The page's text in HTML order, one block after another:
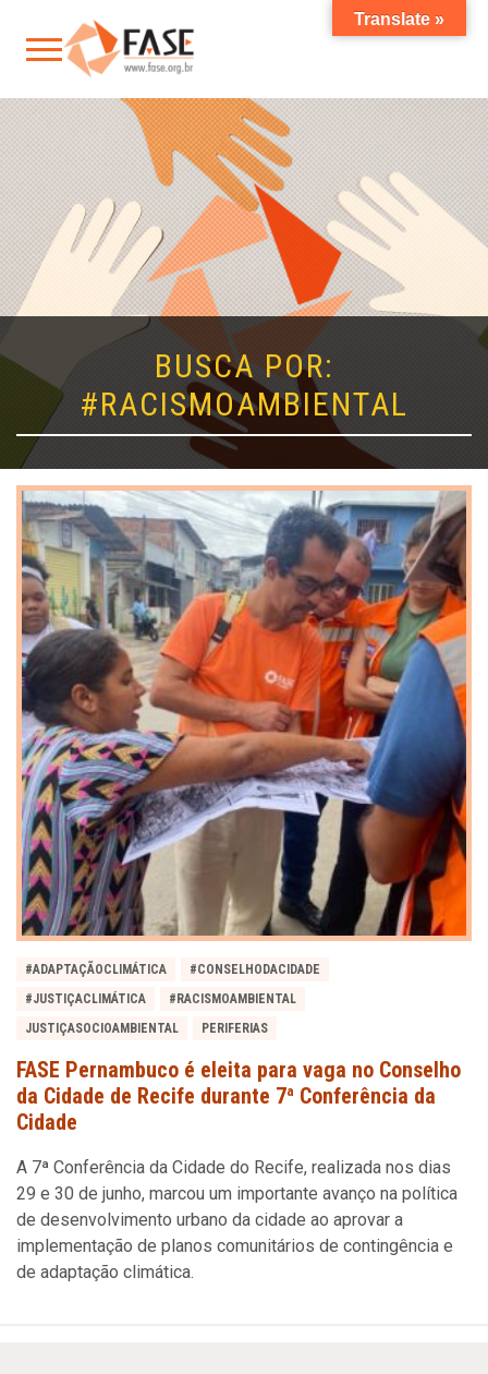
BUSCA POR:
#RACISMOAMBIENTAL
#ADAPTAÇÃOCLIMÁTICA
#CONSELHODACIDADE
#JUSTIÇACLIMÁTICA
#RACISMOAMBIENTAL
JUSTIÇASOCIOAMBIENTAL
PERIFERIAS
FASE Pernambuco é eleita para vaga no Conselho
da Cidade de Recife durante 7ª Conferência da
Cidade
A 7ª Conferência da Cidade do Recife, realizada nos dias
29 e 30 de junho, marcou um importante avanço na política
de desenvolvimento urbano da cidade ao aprovar a
implementação de planos comunitários de contingência e
de adaptação climática.
Translate »